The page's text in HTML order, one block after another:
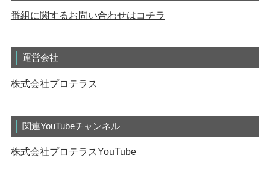
番組に関するお問い合わせはコチラ
運営会社
株式会社プロテラス
関連YouTubeチャンネル
株式会社プロテラスYouTube